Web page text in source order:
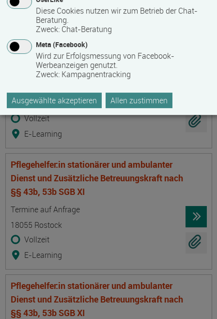
E-Learning
Pflegehelfer:in stationärer und ambulanter
Dienst und Zusätzliche Betreuungskraft nach
§§ 43b, 53b SGB XI
19061 Schwerin
Vollzeit
E-Learning
Pflegehelfer:in stationärer und ambulanter
Dienst und Zusätzliche Betreuungskraft nach
§§ 43b, 53b SGB XI
Termine auf Anfrage
18055 Rostock
Vollzeit
E-Learning
Pflegehelfer:in stationärer und ambulanter
Dienst und Zusätzliche Betreuungskraft nach
§§ 43b, 53b SGB XI
Diese Cookies nutzen wir zum Betrieb der Chat-
Beratung.
Zweck: Chat-Beratung
Meta (Facebook)
Wird zur Erfolgsmessung von Facebook-
Werbeanzeigen genutzt.
Zweck: Kampagnentracking
Ausgewählte akzeptieren Allen zustimmen